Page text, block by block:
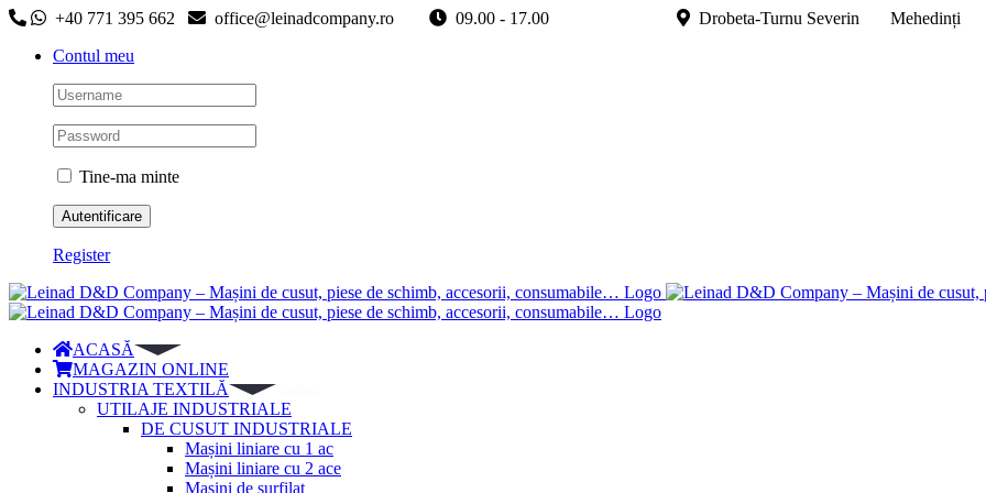
Skip
content
+40 771 395 662 office@leinadcompany.ro 09.00 - 17.00
Drobeta-Turnu Severin Mehedinți
Contul meu
Tine-ma minte
Register
ACASĂ
MAGAZIN ONLINE
INDUSTRIA TEXTILĂ
UTILAJE INDUSTRIALE
DE CUSUT INDUSTRIALE
Mașini liniare cu 1 ac
Mașini liniare cu 2 ace
Mașini de surfilat